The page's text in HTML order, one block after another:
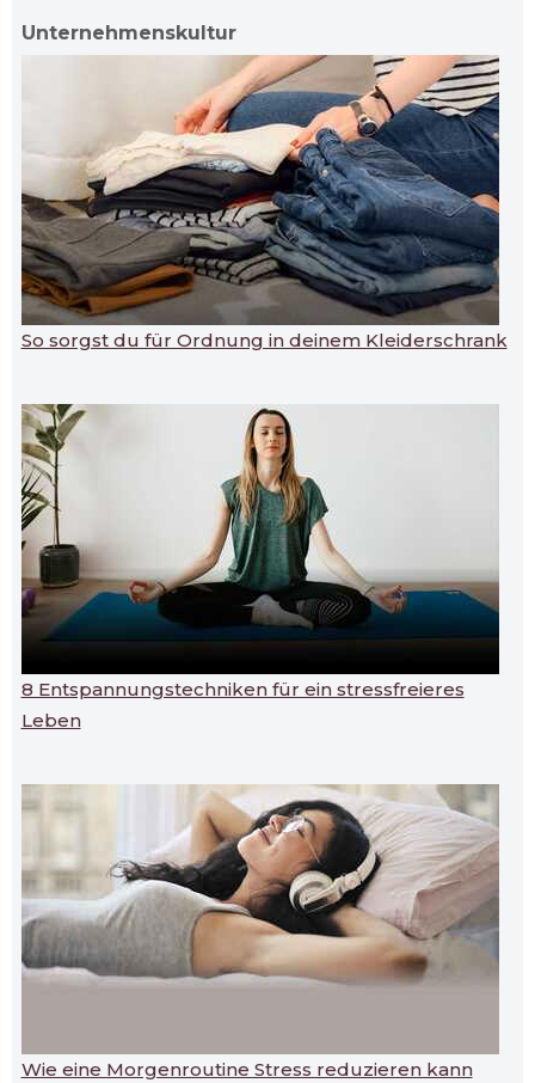
Unternehmenskultur
So sorgst du für Ordnung in deinem Kleiderschrank
8 Entspannungstechniken für ein stressfreieres
Leben
Wie eine Morgenroutine Stress reduzieren kann